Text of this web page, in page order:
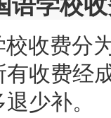
收费分
收费经
少补。